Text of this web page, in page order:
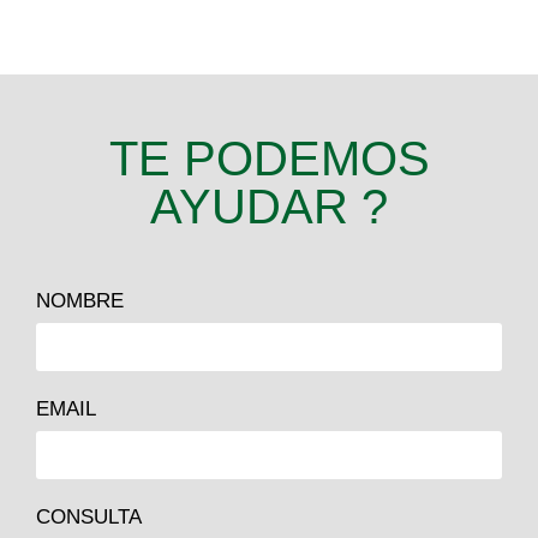
TE PODEMOS
AYUDAR ?
NOMBRE
EMAIL
CONSULTA